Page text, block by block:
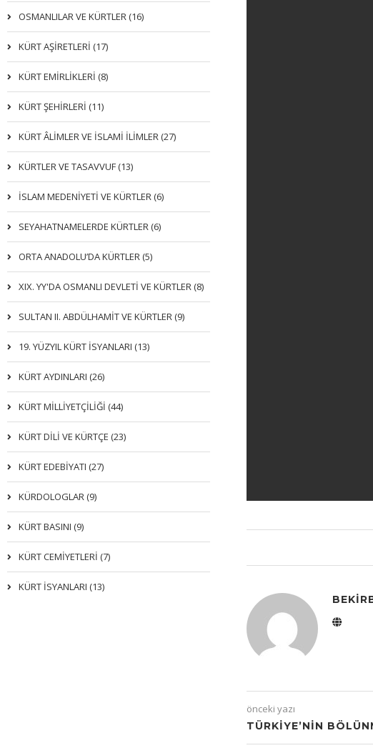
önceki yazı
TÜRKIYE’NIN
OSMANLILAR VE KÜRTLER (16)
KÜRT AŞİRETLERİ (17)
KÜRT EMİRLİKLERİ (8)
KÜRT ŞEHİRLERİ (11)
KÜRT ÂLİMLER VE İSLAMİ İLİMLER (27)
KÜRTLER VE TASAVVUF (13)
İSLAM MEDENİYETİ VE KÜRTLER (6)
SEYAHATNAMELERDE KÜRTLER (6)
ORTA ANADOLU’DA KÜRTLER (5)
XIX. YY'DA OSMANLI DEVLETI VE KÜRTLER (8)
SULTAN II. ABDÜLHAMİT VE KÜRTLER (9)
19. YÜZYIL KÜRT İSYANLARI (13)
KÜRT AYDINLARI (26)
KÜRT MİLLİYETÇİLİĞİ (44)
KÜRT DİLİ VE KÜRTÇE (23)
KÜRT EDEBİYATI (27)
KÜRDOLOGLAR (9)
KÜRT BASINI (9)
KÜRT CEMİYETLERİ (7)
KÜRT İSYANLARI (13)